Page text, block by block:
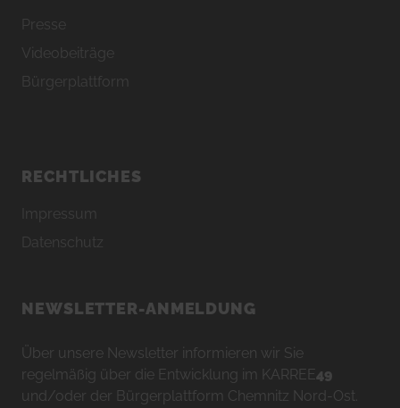
Presse
Videobeiträge
Bürgerplattform
RECHTLICHES
Impressum
Datenschutz
NEWSLETTER-ANMELDUNG
Über unsere Newsletter informieren wir Sie
regelmäßig über die Entwicklung im KARREE49
und/oder der Bürgerplattform Chemnitz Nord-Ost.